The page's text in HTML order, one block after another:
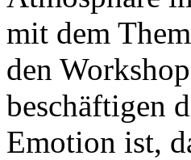
mit dem
den
beschäftigen
Emotion ist,